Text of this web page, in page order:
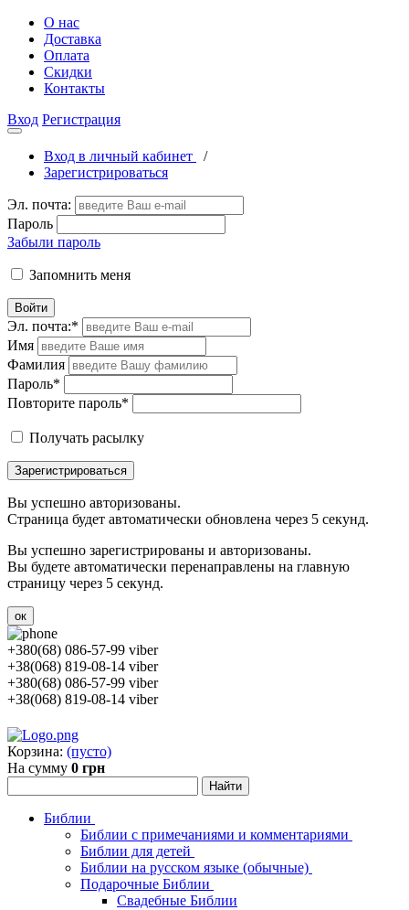
О нас
Доставка
Оплата
Скидки
Контакты
Вход Регистрация
Вход в личный кабинет
/
Зарегистрироваться
Эл. почта:
Пароль
Забыли пароль
Запомнить меня
Войти
Эл. почта:*
Имя
Фамилия
Пароль*
Повторите пароль*
Получать расылку
Зарегистрироваться
Вы успешно авторизованы.
Страница будет автоматически обновлена через 5 секунд.
Вы успешно зарегистрированы и авторизованы.
Вы будете автоматически перенаправлены на главную
страницу через 5 секунд.
ок
+380(68) 086-57-99 viber
+38(068) 819-08-14 viber
+380(68) 086-57-99 viber
+38(068) 819-08-14 viber
Корзина: (пусто)
На сумму 0 грн
Библии
Библии с примечаниями и комментариями
Библии для детей
Библии на русском языке (обычные)
Подарочные Библии
Свадебные Библии